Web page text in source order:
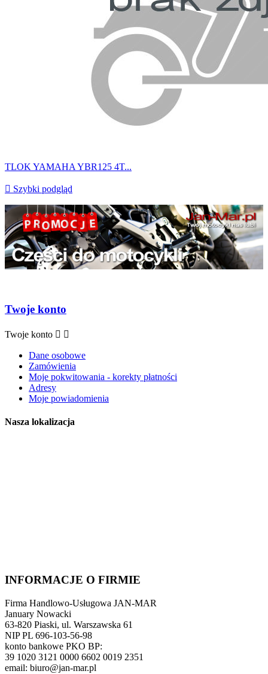
TLOK YAMAHA YBR125 4T...
 Szybki podgląd
Twoje konto
Twoje konto  
Dane osobowe
Zamówienia
Moje pokwitowania - korekty płatności
Adresy
Moje powiadomienia
Nasza lokalizacja
INFORMACJE O FIRMIE
Firma Handlowo-Usługowa JAN-MAR
January Nowacki
63-820 Piaski, ul. Warszawska 61
NIP PL 696-103-56-98
konto bankowe PKO BP:
39 1020 3121 0000 6602 0019 2351
email: biuro@jan-mar.pl